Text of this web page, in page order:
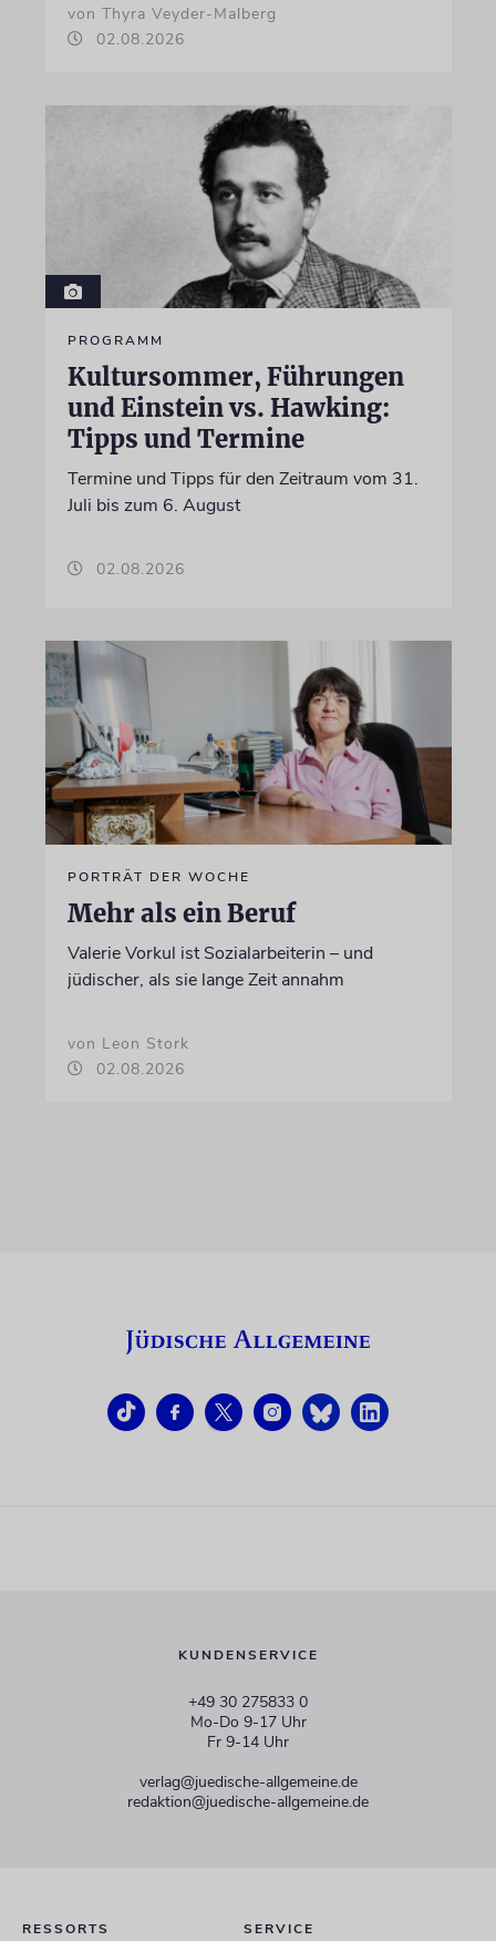
von Thyra Veyder-Malberg
02.08.2026
PROGRAMM
Kultursommer, Führungen
und Einstein vs. Hawking:
Tipps und Termine
Termine und Tipps für den Zeitraum vom 31.
Juli bis zum 6. August
02.08.2026
PORTRÄT DER WOCHE
Mehr als ein Beruf
Valerie Vorkul ist Sozialarbeiterin – und
jüdischer, als sie lange Zeit annahm
von Leon Stork
02.08.2026
KUNDENSERVICE
+49 30 275833 0
Mo-Do 9-17 Uhr
Fr 9-14 Uhr
verlag@juedische-allgemeine.de
redaktion@juedische-allgemeine.de
RESSORTS SERVICE